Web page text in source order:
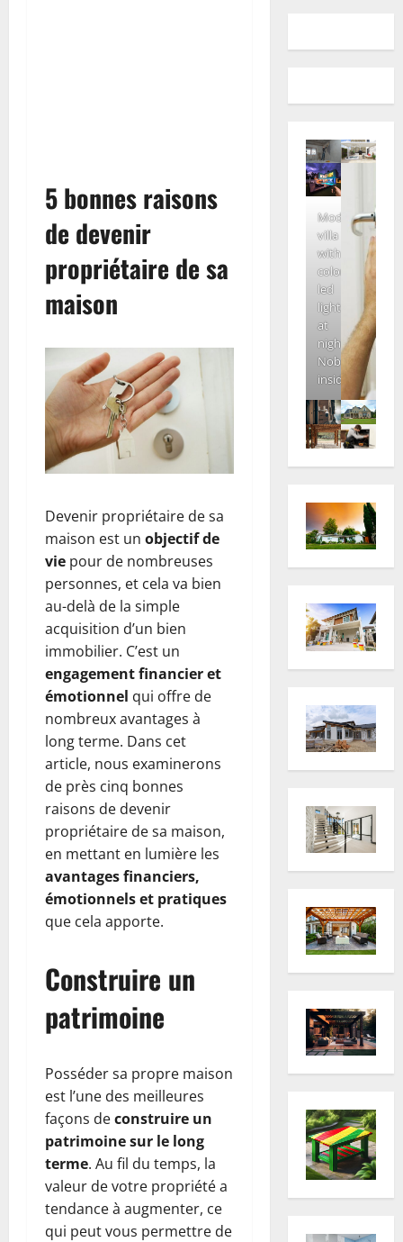
5 bonnes raisons
de devenir
propriétaire de sa
maison
Devenir propriétaire de sa
maison est un objectif de
vie pour de nombreuses
personnes, et cela va bien
au-delà de la simple
acquisition d’un bien
immobilier. C’est un
engagement financier et
émotionnel qui offre de
nombreux avantages à
long terme. Dans cet
article, nous examinerons
de près cinq bonnes
raisons de devenir
propriétaire de sa maison,
en mettant en lumière les
avantages financiers,
émotionnels et pratiques
que cela apporte.
Construire un
patrimoine
Posséder sa propre maison
est l’une des meilleures
façons deconstruire un
patrimoine sur le long
terme. Au fil du temps, la
valeur de votre propriété a
tendance à augmenter, ce
qui peut vous permettre de
Modern
villa
with
colored
led
lights
at
night.
Nobody
inside